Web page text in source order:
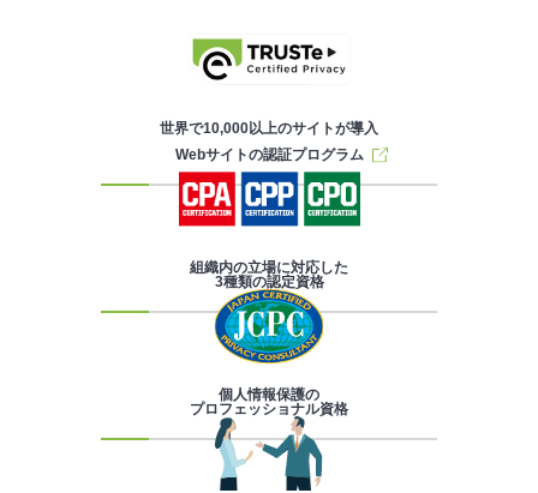
世界で10,000以上のサイトが導入
Webサイトの認証プログラム
組織内の立場に対応した
3種類の認定資格
個人情報保護の
プロフェッショナル資格